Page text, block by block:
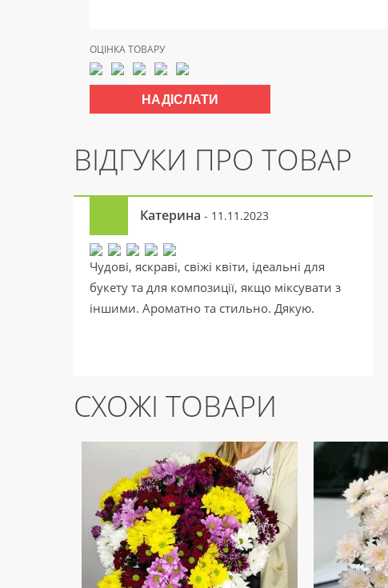
ОЦІНКА ТОВАРУ
ВІДГУКИ ПРО ТОВАР
Катерина - 11.11.2023
Чудові, яскраві, свіжі квіти, ідеальні для
букету та для композиції, якщо міксувати з
іншими. Ароматно та стильно. Дякую.
СХОЖІ ТОВАРИ